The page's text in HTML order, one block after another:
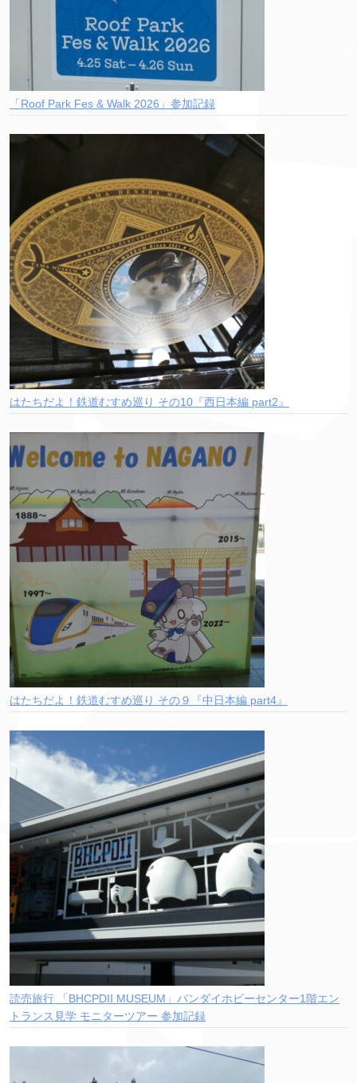
「Roof Park Fes & Walk 2026」参加記録
はたちだよ！鉄道むすめ巡り その10『西日本編 part2』
はたちだよ！鉄道むすめ巡り その９『中日本編 part4』
読売旅行 「BHCPDII MUSEUM」バンダイホビーセンター1階エン
トランス見学 モニターツアー 参加記録